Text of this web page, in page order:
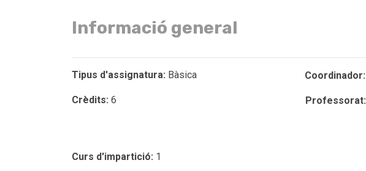
Informació general
Tipus d'assignatura: Bàsica Coordinador:
Crèdits: 6 Professorat:
Curs d'impartició: 1